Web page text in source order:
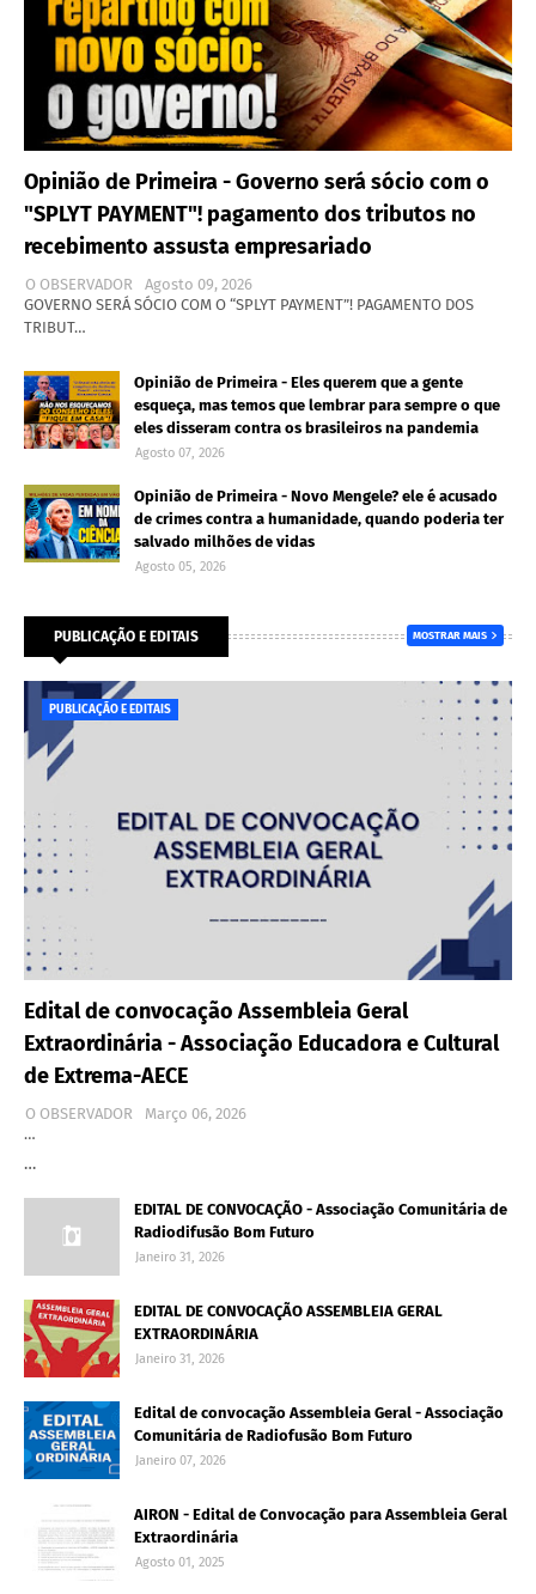
Opinião de Primeira - Governo será sócio com o
"SPLYT PAYMENT"! pagamento dos tributos no
recebimento assusta empresariado
O OBSERVADOR
Agosto 09, 2026
GOVERNO SERÁ SÓCIO COM O “SPLYT PAYMENT”! PAGAMENTO DOS
TRIBUT…
Opinião de Primeira - Eles querem que a gente
esqueça, mas temos que lembrar para sempre o que
eles disseram contra os brasileiros na pandemia
Agosto 07, 2026
Opinião de Primeira - Novo Mengele? ele é acusado
de crimes contra a humanidade, quando poderia ter
salvado milhões de vidas
Agosto 05, 2026
PUBLICAÇÃO E EDITAIS MOSTRAR MAIS
PUBLICAÇÃO E EDITAIS
Edital de convocação Assembleia Geral
Extraordinária - Associação Educadora e Cultural
de Extrema-AECE
O OBSERVADOR
Março 06, 2026
…
…
EDITAL DE CONVOCAÇÃO - Associação Comunitária de
Radiodifusão Bom Futuro
Janeiro 31, 2026
EDITAL DE CONVOCAÇÃO ASSEMBLEIA GERAL
EXTRAORDINÁRIA
Janeiro 31, 2026
Edital de convocação Assembleia Geral - Associação
Comunitária de Radiofusão Bom Futuro
Janeiro 07, 2026
AIRON - Edital de Convocação para Assembleia Geral
Extraordinária
Agosto 01, 2025